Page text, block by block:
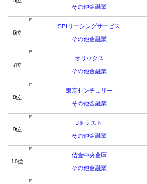
その他金融業
6位
SBIリーシングサービス
その他金融業
7位
オリックス
その他金融業
8位
東京センチュリー
その他金融業
9位
Jトラスト
その他金融業
10位
信金中央金庫
その他金融業